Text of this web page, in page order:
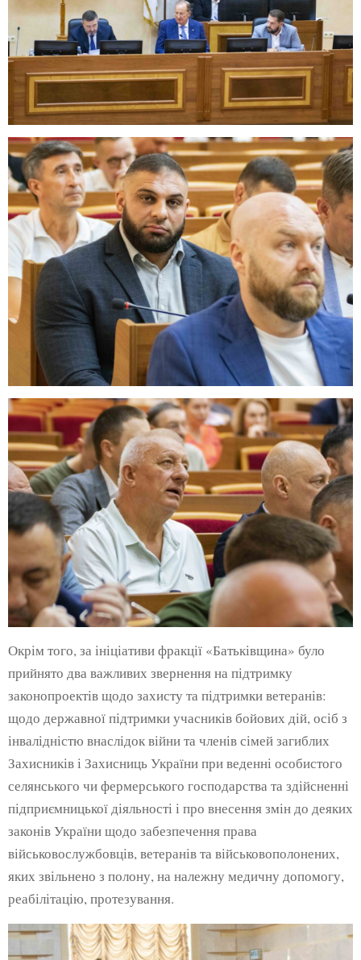
Окрім того, за ініціативи фракції «Батьківщина» було
прийнято два важливих звернення на підтримку
законопроектів щодо захисту та підтримки ветеранів:
щодо державної підтримки учасників бойових дій, осіб з
інвалідністю внаслідок війни та членів сімей загиблих
Захисників і Захисниць України при веденні особистого
селянського чи фермерського господарства та здійсненні
підприємницької діяльності і про внесення змін до деяких
законів України щодо забезпечення права
військовослужбовців, ветеранів та військовополонених,
яких звільнено з полону, на належну медичну допомогу,
реабілітацію, протезування.